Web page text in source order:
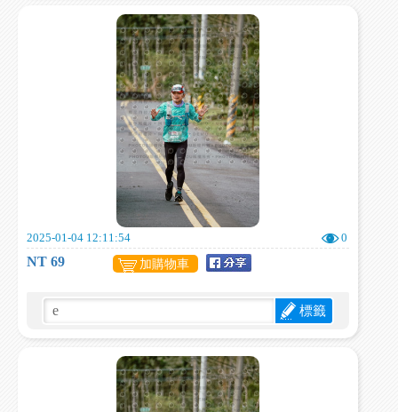
2025-01-04 12:11:54 0
NT 69 加購物車
標籤